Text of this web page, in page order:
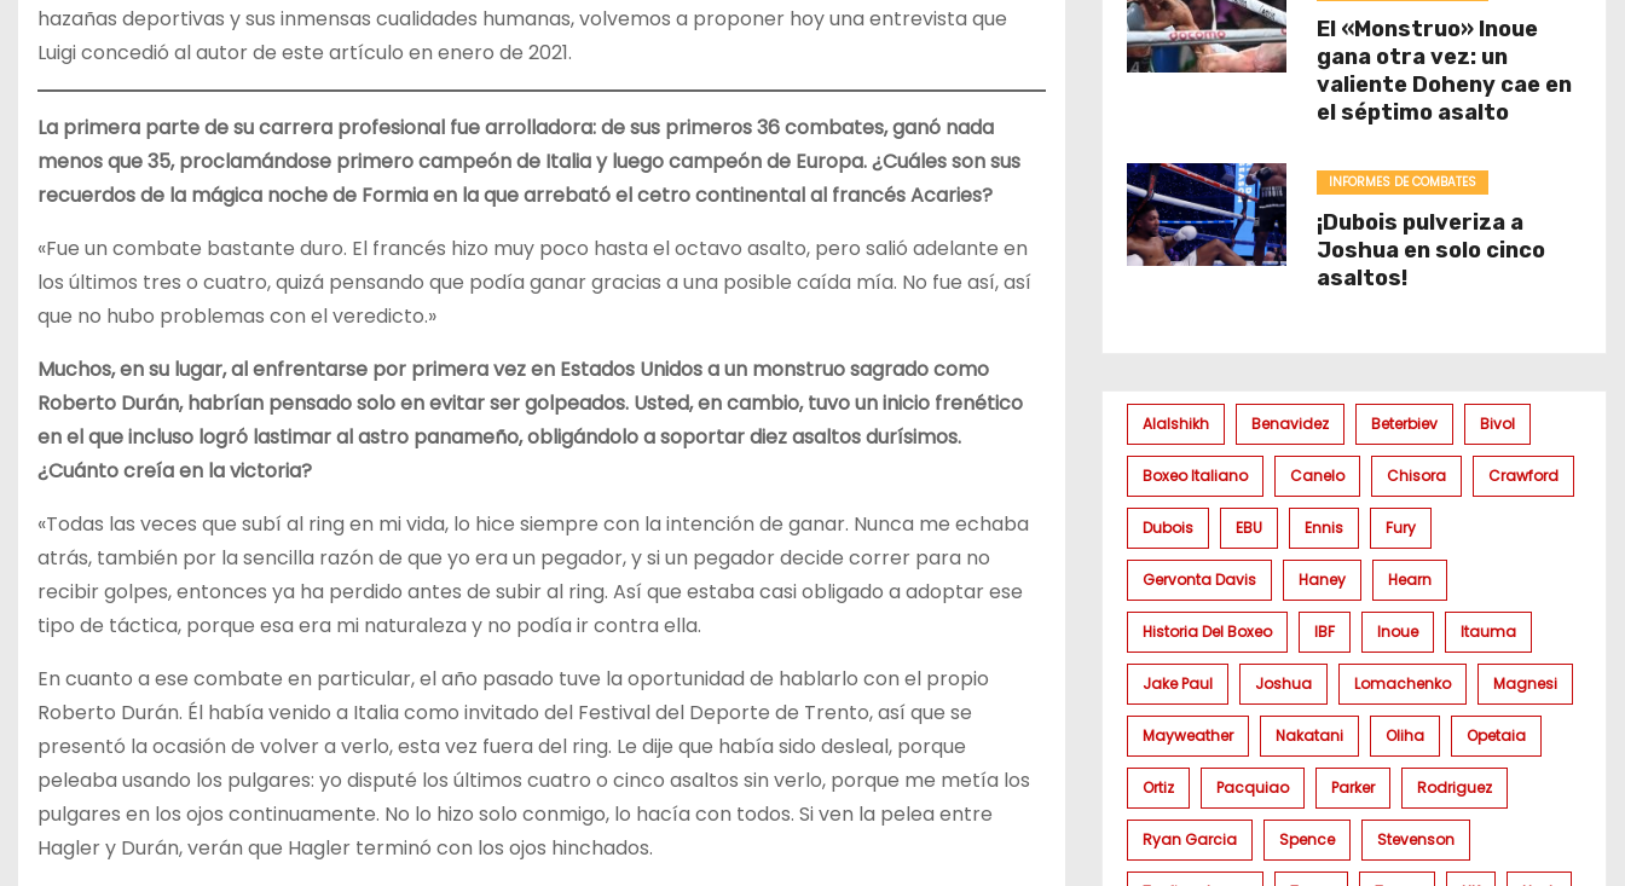
hazañas deportivas y sus inmensas cualidades humanas, volvemos a proponer hoy una entrevista que
Luigi concedió al autor de este artículo en enero de 2021.
La primera parte de su carrera profesional fue arrolladora: de sus primeros 36 combates, ganó nada
menos que 35, proclamándose primero campeón de Italia y luego campeón de Europa. ¿Cuáles son sus
recuerdos de la mágica noche de Formia en la que arrebató el cetro continental al francés Acaries?
«Fue un combate bastante duro. El francés hizo muy poco hasta el octavo asalto, pero salió adelante en
los últimos tres o cuatro, quizá pensando que podía ganar gracias a una posible caída mía. No fue así, así
que no hubo problemas con el veredicto.»
Muchos, en su lugar, al enfrentarse por primera vez en Estados Unidos a un monstruo sagrado como
Roberto Durán, habrían pensado solo en evitar ser golpeados. Usted, en cambio, tuvo un inicio frenético
en el que incluso logró lastimar al astro panameño, obligándolo a soportar diez asaltos durísimos.
¿Cuánto creía en la victoria?
«Todas las veces que subí al ring en mi vida, lo hice siempre con la intención de ganar. Nunca me echaba
atrás, también por la sencilla razón de que yo era un pegador, y si un pegador decide correr para no
recibir golpes, entonces ya ha perdido antes de subir al ring. Así que estaba casi obligado a adoptar ese
tipo de táctica, porque esa era mi naturaleza y no podía ir contra ella.
En cuanto a ese combate en particular, el año pasado tuve la oportunidad de hablarlo con el propio
Roberto Durán. Él había venido a Italia como invitado del Festival del Deporte de Trento, así que se
presentó la ocasión de volver a verlo, esta vez fuera del ring. Le dije que había sido desleal, porque
peleaba usando los pulgares: yo disputé los últimos cuatro o cinco asaltos sin verlo, porque me metía los
pulgares en los ojos continuamente. No lo hizo solo conmigo, lo hacía con todos. Si ven la pelea entre
Hagler y Durán, verán que Hagler terminó con los ojos hinchados.
El «Monstruo» Inoue
gana otra vez: un
valiente Doheny cae en
el séptimo asalto
INFORMES DE COMBATES
¡Dubois pulveriza a
Joshua en solo cinco
asaltos!
Alalshikh Benavidez Beterbiev Bivol
Boxeo Italiano Canelo Chisora Crawford
Dubois EBU Ennis Fury
Gervonta Davis Haney Hearn
Historia Del Boxeo IBF Inoue Itauma
Jake Paul Joshua Lomachenko Magnesi
Mayweather Nakatani Oliha Opetaia
Ortiz Pacquiao Parker Rodriguez
Ryan Garcia Spence Stevenson